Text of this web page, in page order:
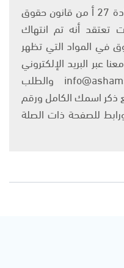
يتم الاستخدام المواد وفقًا للمادة 27 أ من قانون حقوق
2007، وإن كنت تعتقد أنه تم انتهاك
في المواد التي تظهر
عبر البريد الإلكتروني
على العنوان التالي: info@ashams.com والطلب
ذكر اسمك الكامل ورقم
للصفحة ذات الصلة